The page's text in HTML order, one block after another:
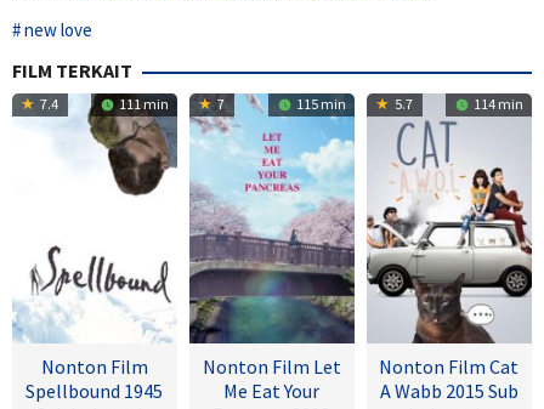
new love
FILM TERKAIT
7.4 111 min
Nonton Film
Spellbound 1945
7 115 min
Nonton Film Let
Me Eat Your
5.7 114 min
Nonton Film Cat
A Wabb 2015 Sub